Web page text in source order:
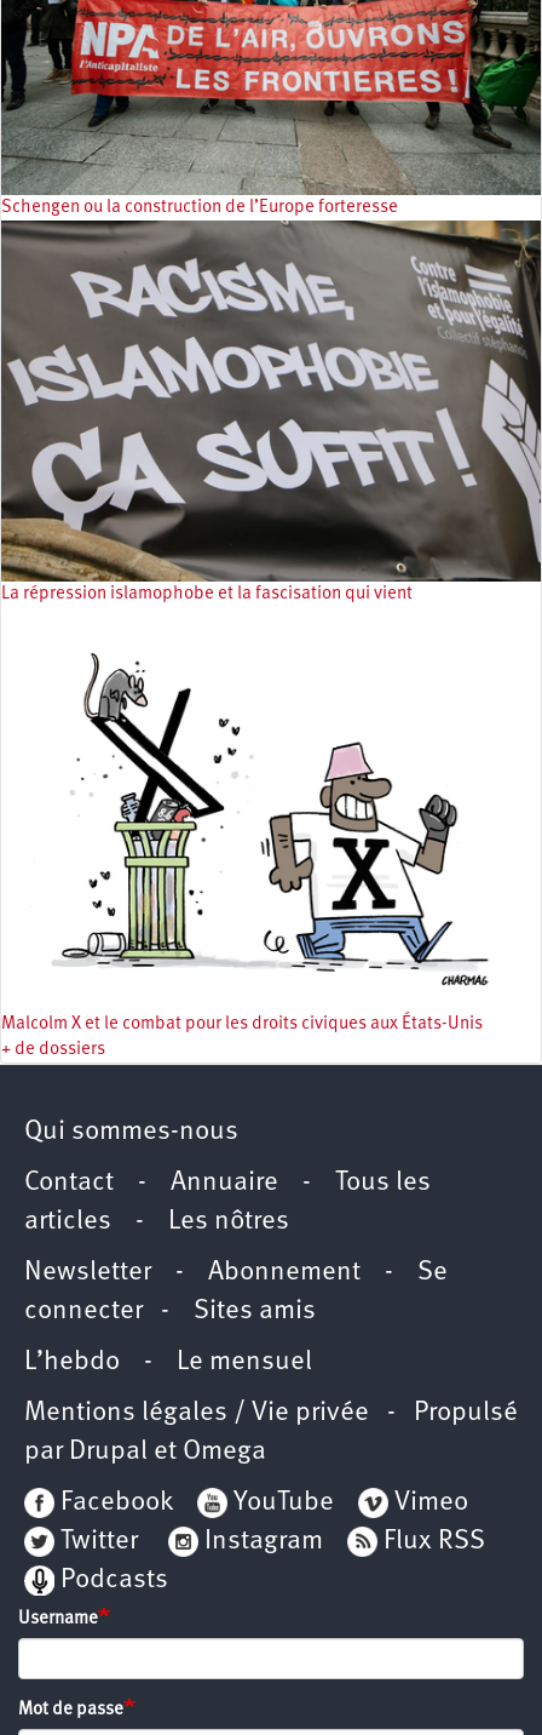
Schengen ou la construction de l’Europe forteresse
La répression islamophobe et la fascisation qui vient
Malcolm X et le combat pour les droits civiques aux États-Unis
+ de dossiers
Qui sommes-nous
Contact - Annuaire -
Tous les
articles - Les nôtres
Newsletter- Abonnement - Se
connecter- Sites amis
L’hebdo - Le mensuel
Mentions légales / Vie privée - Propulsé
par Drupal et Omega
Facebook
YouTube
Vimeo
Twitter
Instagram
Flux RSS
Podcasts
Username
Mot de passe